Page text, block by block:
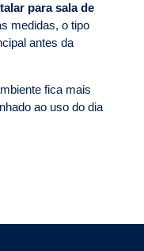
para sala de
medidas, o tipo
antes da
fica mais
ao uso do dia